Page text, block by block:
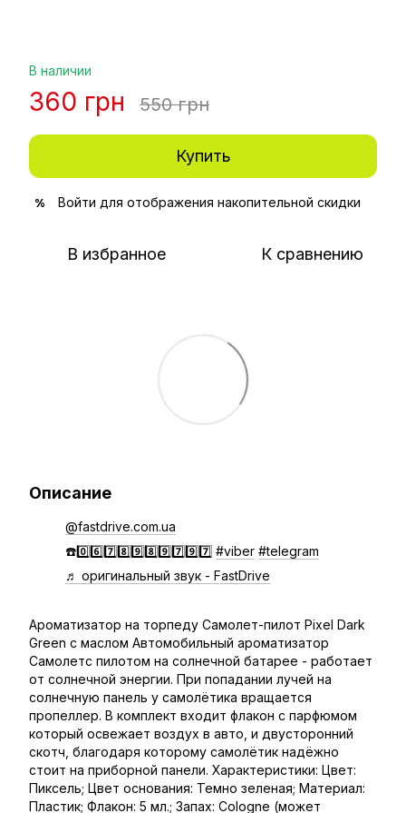
В наличии
360 грн 550 грн
Купить
% Войти для отображения накопительной скидки
В избранное К сравнению
Описание
@fastdrive.com.ua
☎️0️⃣6️⃣7️⃣8️⃣9️⃣8️⃣9️⃣7️⃣9️⃣7️⃣ #viber #telegram
♬ оригинальный звук - FastDrive
Ароматизатор на торпеду Самолет-пилот Pixel Dark
Green с маслом Автомобильный ароматизатор
Самолетc пилотом на солнечной батарее - работает
от солнечной энергии. При попадании лучей на
солнечную панель у самолётика вращается
пропеллер. В комплект входит флакон с парфюмом
который освежает воздух в авто, и двусторонний
скотч, благодаря которому самолётик надёжно
стоит на приборной панели. Характеристики: Цвет:
Пиксель; Цвет основания: Темно зеленая; Материал:
Пластик; Флакон: 5 мл.; Запах: Cologne (может